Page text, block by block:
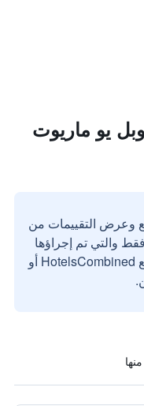
يو ماريوت
وعرض التقييمات من
والتي تم إجراؤها
بواسطة مستخدمين حقيقيين مع HotelsCombined أو